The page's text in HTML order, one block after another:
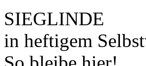
SIEGLINDE
in heftigem